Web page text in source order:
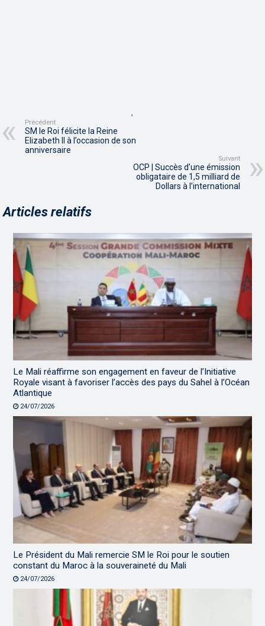
,
Précédent
SM le Roi félicite la Reine
Elizabeth II à l’occasion de son
anniversaire
Suivant
OCP | Succès d’une émission
obligataire de 1,5 milliard de
Dollars à l’international
Articles relatifs
Le Mali réaffirme son engagement en faveur de l’Initiative
Royale visant à favoriser l’accès des pays du Sahel à l’Océan
Atlantique
24/07/2026
Le Président du Mali remercie SM le Roi pour le soutien
constant du Maroc à la souveraineté du Mali
24/07/2026